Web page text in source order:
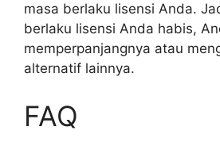
masa berlaku lisensi Anda.
berlaku lisensi Anda habis,
memperpanjangnya atau
alternatif lainnya.
FAQ